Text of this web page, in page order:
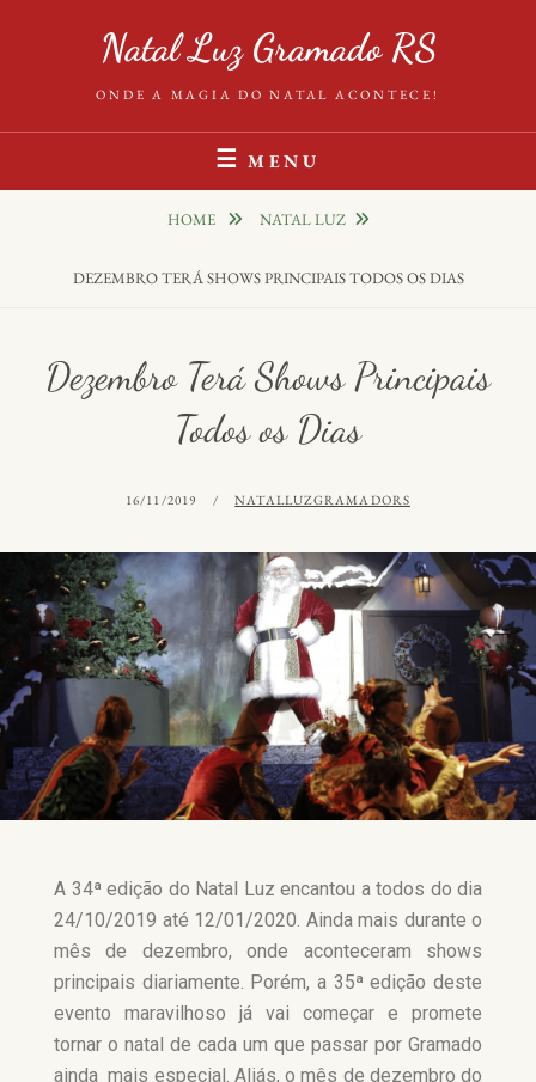
Natal Luz Gramado RS
ONDE A MAGIA DO NATAL ACONTECE!
MENU
HOME NATAL LUZ
DEZEMBRO TERÁ SHOWS PRINCIPAIS TODOS OS DIAS
Dezembro Terá Shows Principais
Todos os Dias
16/11/2019 NATALLUZGRAMADORS
A 34ª edição do Natal Luz encantou a todos do dia
24/10/2019 até 12/01/2020. Ainda mais durante o
mês de dezembro, onde aconteceram shows
principais diariamente. Porém, a 35ª edição deste
evento maravilhoso já vai começar e promete
tornar o natal de cada um que passar por Gramado
ainda mais especial. Aliás, o mês de dezembro do